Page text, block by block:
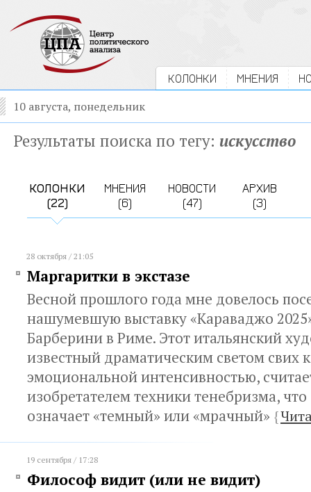
КОЛОНКИ МНЕНИЯ
10 августа, понедельник
Результаты поиска по тегу: искусство
КОЛОНКИ
(22)
МНЕНИЯ
(6)
НОВОСТИ
(47)
АРХИВ
(3)
28 октября / 21:05
Маргаритки в экстазе
Весной прошлого года мне довелось
нашумевшую выставку «Караваджо
Барберини в Риме. Этот итальянский
известный драматическим светом свих
эмоциональной интенсивностью,
изобретателем техники тенебризма,
означает «темный» или «мрачный» {
19 сентября / 17:28
Философ видит (или не видит)